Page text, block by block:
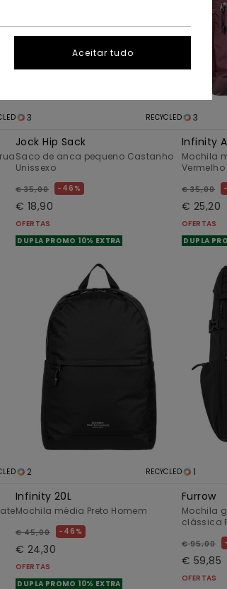
3 RECYCLED
Jock Hip Sack
Saco de anca pequeno Castanho
Unissexo
€ 35,00 46%
€ 18,90
OFERTAS
DUPLA PROMO 10% EXTRA
3
Infinity
Mochila
Vermelho
€ 35,00
€ 25,20
OFERTAS
DUPLA
2 RECYCLED
Infinity 20L
Mochila média Preto Homem
€ 45,00 46%
€ 24,30
OFERTAS
DUPLA PROMO 10% EXTRA
1
Furrow
Mochila
clássica
€ 95,00
€ 59,85
OFERTAS
Aceitar tudo